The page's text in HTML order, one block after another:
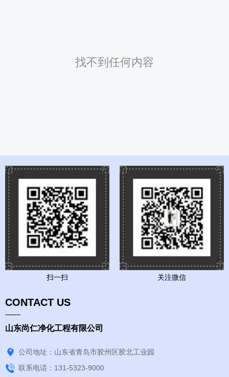
找不到任何内容
扫一扫 关注微信
CONTACT US
山东尚仁净化工程有限公司
公司地址：山东省青岛市胶州区胶北工业园
联系电话：131-5323-9000